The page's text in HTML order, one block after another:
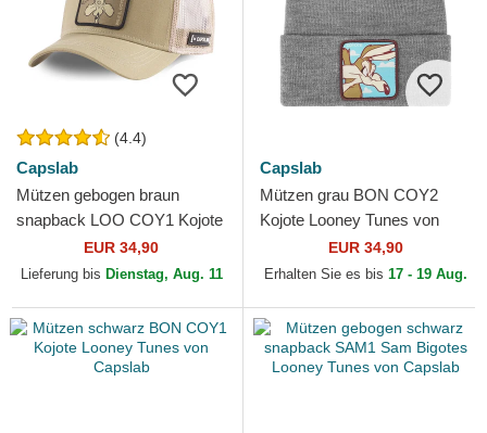
(4.4)
Capslab
Mützen gebogen braun
snapback LOO COY1 Kojote
Looney Tunes von Capslab
EUR 34,90
Lieferung bis Dienstag, Aug. 11
Capslab
Mützen grau BON COY2
Kojote Looney Tunes von
EUR 34,90
Erhalten Sie es bis 17 - 19 Aug.